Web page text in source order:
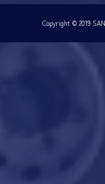
Copyright © 2019